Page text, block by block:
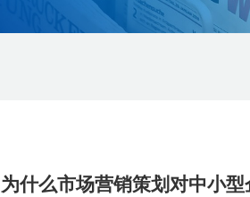
为什么市场营销策划对中小